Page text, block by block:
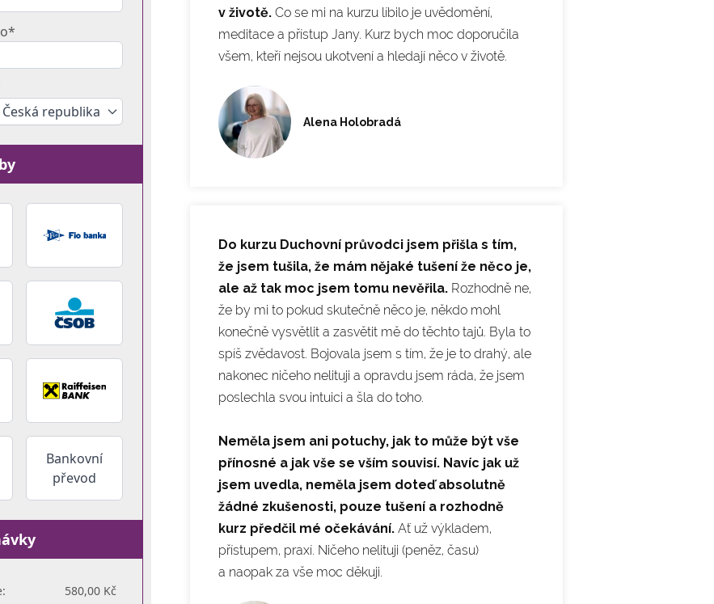
Česká republika
Bankovní
převod
580,00 Kč
v životě.Co se mi na kurzu líbilo je uvědomění,
meditace a přístup Jany. Kurz bych moc doporučila
všem, kteří nejsou ukotvení a hledají něco v životě.
Alena Holobradá
Do kurzu Duchovní průvodci jsem přišla s tím,
že jsem tušila, že mám nějaké tušení že něco je,
ale až tak moc jsem tomu nevěřila. Rozhodně ne,
že by mi to pokud skutečně něco je, někdo mohl
konečně vysvětlit a zasvětit mě do těchto tajů. Byla to
spíš zvědavost. Bojovala jsem s tím, že je to drahý, ale
nakonec ničeho nelituji a opravdu jsem ráda, že jsem
poslechla svou intuici a šla do toho.
Neměla jsem ani potuchy, jak to může být vše
přínosné a jak vše se vším souvisí. Navíc jak už
jsem uvedla, neměla jsem doteď absolutně
žádné zkušenosti, pouze tušení a rozhodně
kurz předčil mé očekávání.Ať už výkladem,
přístupem, praxí. Ničeho nelituji (peněz, času)
a naopak za vše moc děkuji.